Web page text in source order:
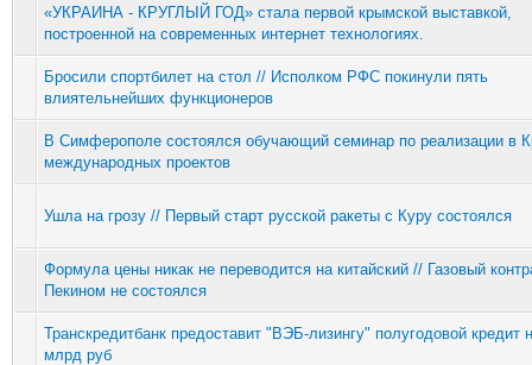
«УКРАИНА - КРУГЛЫЙ ГОД» стала первой крымской выставкой,
построенной на современных интернет технологиях.
Бросили спортбилет на стол // Исполком РФС покинули пять
влиятельнейших функционеров
В Симферополе состоялся обучающий семинар по реализации в
международных проектов
Ушла на грозу // Первый старт русской ракеты с Куру состоялся
Формула цены никак не переводится на китайский // Газовый
Пекином не состоялся
Транскредитбанк предоставит "ВЭБ-лизингу" полугодовой кредит
млрд руб